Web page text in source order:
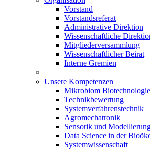
Vorstand
Vorstandsreferat
Administrative Direktion
Wissenschaftliche
Mitgliederversammlung
Wissenschaftlicher Beirat
Interne Gremien
Unsere Kompetenzen
Mikrobiom Biotechnologie
Technikbewertung
Systemverfahrenstechnik
Agromechatronik
Sensorik und
Data Science in der
Systemwissenschaft